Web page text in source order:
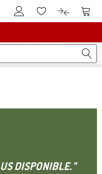
Vers le compte client
Vers la liste
Vers le
DISPONIBLE."